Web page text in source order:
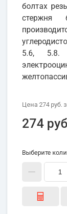
болтах
стержня
5.6, 5.8.
Цена 274 руб.
274
Выберите